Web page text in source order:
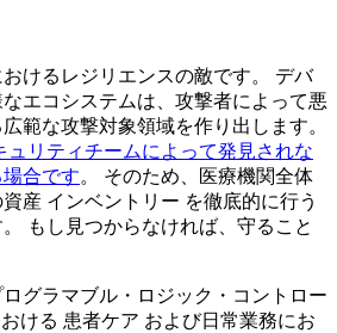
けるレジリエンスの敵です。 デバ
エコシステムは、攻撃者によって悪
範な攻撃対象領域を作り出します。
ュリティチームによって発見されな
合です。 そのため、医療機関全体
産 インベントリー を徹底的に行う
もし見つからなければ、守ること
ログラマブル・ロジック・コントロー
ける 患者ケア および日常業務にお